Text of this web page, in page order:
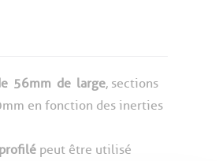
56mm de large, sections
en fonction des inerties
profilé peut être utilisé